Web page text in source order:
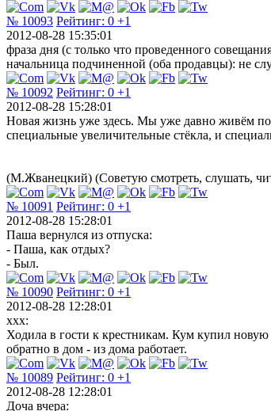
№ 10093 Рейтинг: 0 +1
2012-08-28 15:35:01
фраза дня (с только что проведенного
начальница подчиненной (оба продавцы): не
№ 10092 Рейтинг: 0 +1
2012-08-28 15:28:01
Новая жизнь уже здесь. Мы уже давно живём по
специальные увеличительные стёкла, и
(М.Жванецкий) (Советую смотреть, слушать,
№ 10091 Рейтинг: 0 +1
2012-08-28 15:28:01
Паша вернулся из отпуска:
- Паша, как отдых?
- Был.
№ 10090 Рейтинг: 0 +1
2012-08-28 12:28:01
xxx:
Ходила в гости к крестникам. Кум купил
обратно в дом - из дома работает.
№ 10089 Рейтинг: 0 +1
2012-08-28 12:28:01
Доча вчера: